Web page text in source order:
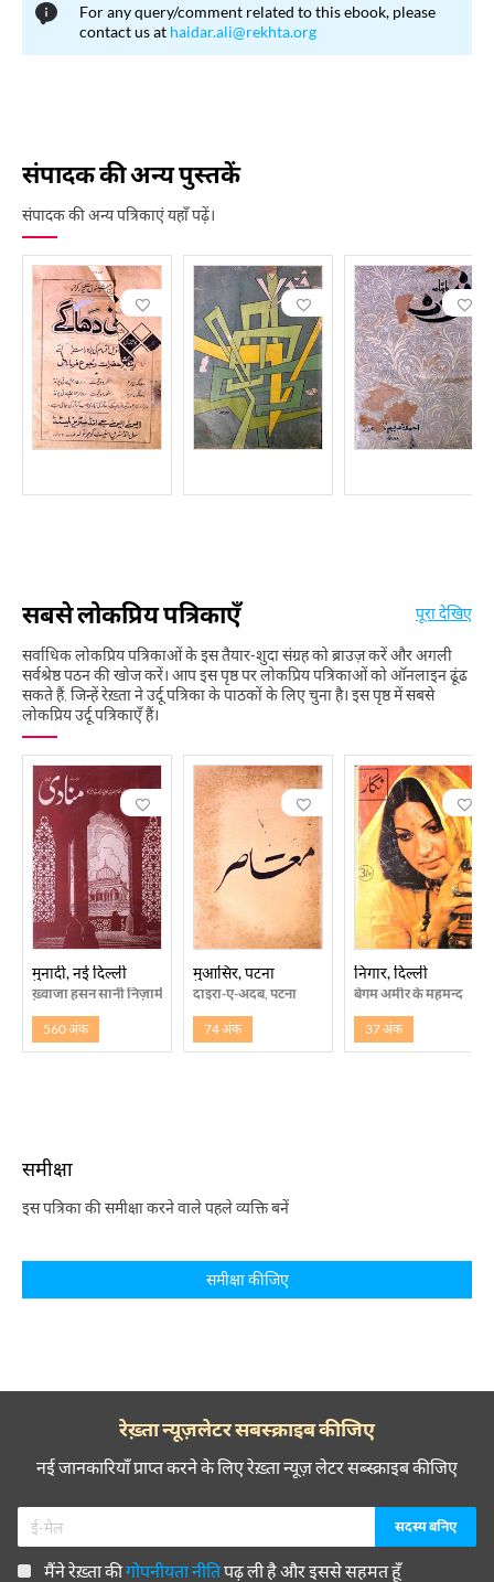
of Fanoon. Among its notable special editions were Modern
Ghazal Issue, Akhtar Hussain Jafri Issue, and Khadija Mastoor
For any query/comment related to this ebook, please
contact us at haidar.ali@rekhta.org
संपादक की अन्य पुस्तकें
संपादक की अन्य पत्रिकाएं यहाँ पढ़ें।
सबसे लोकप्रिय पत्रिकाएँ
सर्वाधिक लोकप्रिय पत्रिकाओं के इस तैयार-शुदा संग्रह को ब्राउज़ करें और अगली
सर्वश्रेष्ठ पठन की खोज करें। आप इस पृष्ठ पर लोकप्रिय पत्रिकाओं को ऑनलाइन ढूंढ
सकते हैं, जिन्हें रेख़्ता ने उर्दू पत्रिका के पाठकों के लिए चुना है। इस पृष्ठ में सबसे
लोकप्रिय उर्दू पत्रिकाएँ हैं।
पूरा देखिए
मुनादी, नई दिल्ली
ख़्वाजा हसन सानी निज़ामी
560 अंक
मुआसिर, पटना
दाइरा-ए-अदब, पटना
74 अंक
निगार, दिल्ली
बेगम अमीर के महमन्द
37 अंक
समीक्षा
इस पत्रिका की समीक्षा करने वाले पहले व्यक्ति बनें
समीक्षा कीजिए
रेख़्ता न्यूज़लेटर सबस्क्राइब कीजिए
नई जानकारियाँ प्राप्त करने के लिए रेख़्ता न्यूज़ लेटर सब्स्क्राइब कीजिए
मैंने रेख़्ता कीगोपनीयता नीतिपढ़ ली है और इससे सहमत हूँ